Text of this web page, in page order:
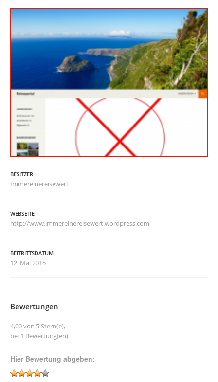
BESITZER
Immereinereisewert
WEBSEITE
http://www.immereinereisewert.wordpress.com
BEITRITTSDATUM
12. Mai 2015
Bewertungen
4,00 von 5 Stern(e),
bei 1 Bewertung(en)
Hier Bewertung abgeben: